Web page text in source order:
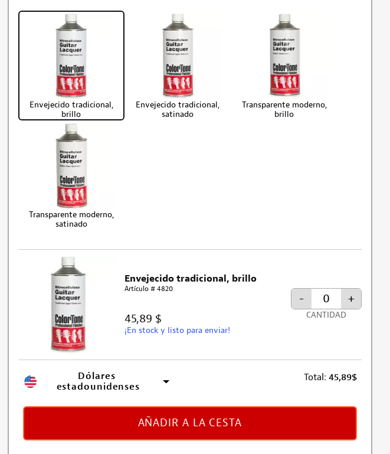
Envejecido tradicional,
brillo
Envejecido tradicional,
satinado
Transparente moderno,
brillo
Transparente moderno,
satinado
Envejecido tradicional, brillo
Artículo # 4820
45,89 $
¡En stock y listo para enviar!
- +
CANTIDAD
Dólares
estadounidenses
Total: 45,89$
AÑADIR A LA CESTA